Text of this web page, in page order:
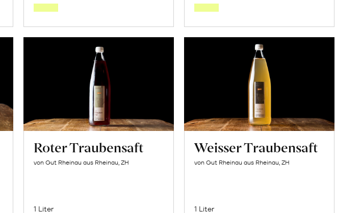
Roter Traubensaft
von Gut Rheinau aus Rheinau, ZH
1 Liter
Weisser Traubensaft
von Gut Rheinau aus Rheinau, ZH
1 Liter